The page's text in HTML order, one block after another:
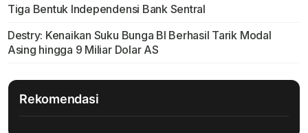
Tiga Bentuk Independensi Bank Sentral
Destry: Kenaikan Suku Bunga BI Berhasil Tarik Modal
Asing hingga 9 Miliar Dolar AS
Rekomendasi